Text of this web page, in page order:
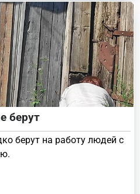
берут
берут на работу людей с